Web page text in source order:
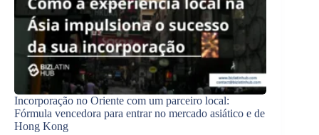
Incorporação no Oriente com um parceiro local:
Fórmula vencedora para entrar no mercado asiático e de
Hong Kong